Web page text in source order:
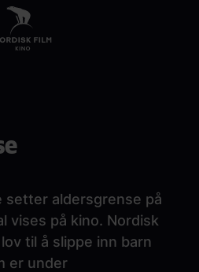
setter aldersgrense på
vises på kino. Nordisk
til å slippe inn barn
er under